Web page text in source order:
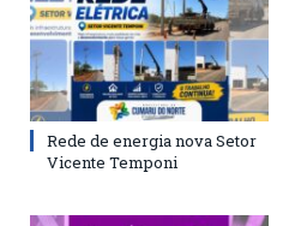
Rede de energia nova Setor
Vicente Temponi